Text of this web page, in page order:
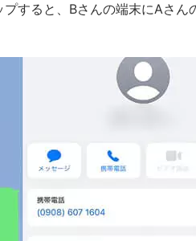
すると、Bさんの端末にAさん